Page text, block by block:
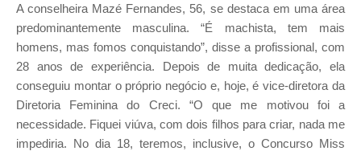
A conselheira Mazé Fernandes, 56, se destaca em uma área
predominantemente masculina. “É machista, tem mais
homens, mas fomos conquistando”, disse a profissional, com
28 anos de experiência. Depois de muita dedicação, ela
conseguiu montar o próprio negócio e, hoje, é vice-diretora da
Diretoria Feminina do Creci. “O que me motivou foi a
necessidade. Fiquei viúva, com dois filhos para criar, nada me
impediria. No dia 18, teremos, inclusive, o Concurso Miss